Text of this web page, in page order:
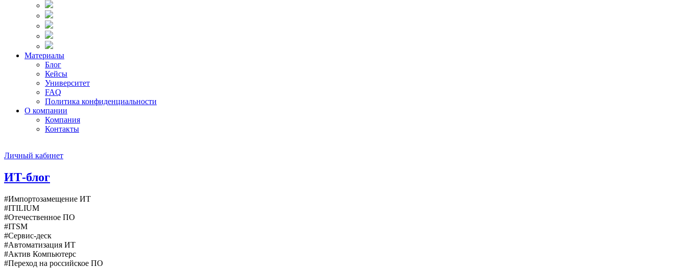
Материалы
Блог
Кейсы
Университет
FAQ
Политика конфиденциальности
О компании
Компания
Контакты
Личный кабинет
ИТ-блог
#Импортозамещение ИТ
#ITILIUM
#Отечественное ПО
#ITSM
#Сервис-деск
#Автоматизация ИТ
#Актив Компьютерс
#Переход на российское ПО